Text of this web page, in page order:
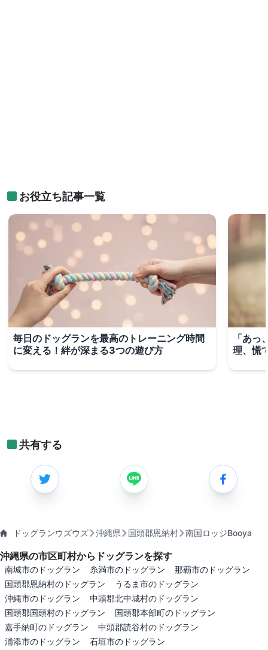
お役立ち記事一覧
毎日のドッグランを最高のトレーニング時間
に変える！絆が深まる3つの遊び方
「あ
理、慌
共有する
ドッグランウズウズ 沖縄県 国頭郡恩納村 南国ロッジBooya
沖縄県の市区町村からドッグランを探す
南城市のドッグラン 糸満市のドッグラン
那覇市のドッグラン
国頭郡恩納村のドッグラン
うるま市のドッグラン
沖縄市のドッグラン
中頭郡北中城村のドッグラン
国頭郡国頭村のドッグラン
国頭郡本部町のドッグラン
嘉手納町のドッグラン
中頭郡読谷村のドッグラン
浦添市のドッグラン
石垣市のドッグラン